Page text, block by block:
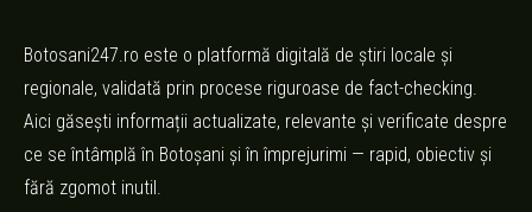
Botosani247.ro este o platformă digitală de știri locale și
regionale, validată prin procese riguroase de fact-checking.
Aici găsești informații actualizate, relevante și verificate despre
ce se întâmplă în Botoșani și în împrejurimi — rapid, obiectiv și
fără zgomot inutil.